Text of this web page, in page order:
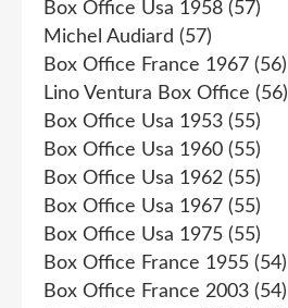
Box Office Usa 1958 (57)
Michel Audiard (57)
Box Office France 1967 (56)
Lino Ventura Box Office (56)
Box Office Usa 1953 (55)
Box Office Usa 1960 (55)
Box Office Usa 1962 (55)
Box Office Usa 1967 (55)
Box Office Usa 1975 (55)
Box Office France 1955 (54)
Box Office France 2003 (54)